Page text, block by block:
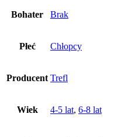
Bohater Brak
Płeć Chłopcy
Producent Trefl
Wiek 4-5 lat, 6-8 lat